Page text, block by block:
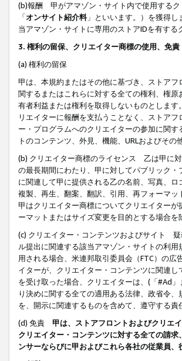
(b)報酬 甲がアマゾン・サイト内で使用する
「オンサイト紹介料」といいます。）を獲得
当アマゾン・サイトに専用のストアIDを有す
3. 権利の留保、クリエイター商標の使用、免責
(a) 権利の留保
甲は、本規約またはその他に基づき、ストア
関するまたはこれらに対する全ての権利、権
有者利益または権利を取得しないものとしま
リエイターに報酬を支払うことなく、ストア
ー・プログラムへのクリエイターの参加に関
トのコンテンツ、外見、機能、URLおよびそ
(b) クリエイター商標のライセンス 乙は甲に
の最長期間にわたり、甲に対してパブリック
に関連して甲に提供される乙の名前、写真、
複製、再生、翻案、翻訳、引用、再フォーマ
甲はクリエイター商標についてクリエイター
ーマットまたはサイズ変更を目的とする場合を
(c) クリエイター・コンテンツおよびサイト
ル提出に関連する該当アマゾン・サイトの利
用される場合、米連邦取引委員会（FTC）の
イターが、クリエイター・コンテンツに関連
を受け取った場合、クリエイターは、(「#Ad
り決めに関する全ての適用ある法律、政省令
を、開示に関連するものを含めて、遵守する責
(d) 免責 甲は、ストアフロントおよびクリエ
クリエイター・コンテンツに対する全ての請
ンサーならびに甲およびこれら各社の従業員